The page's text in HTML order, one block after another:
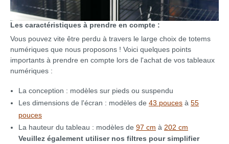
Les caractéristiques à prendre en compte :
Vous pouvez vite être perdu à travers le large choix de totems
numériques que nous proposons ! Voici quelques points
importants à prendre en compte lors de l'achat de vos tableaux
numériques :
La conception : modèles sur pieds ou suspendu
Les dimensions de l'écran : modèles de 43 pouces à 55
pouces
La hauteur du tableau : modèles de 97 cm à 202 cm
Veuillez également utiliser nos filtres pour simplifier